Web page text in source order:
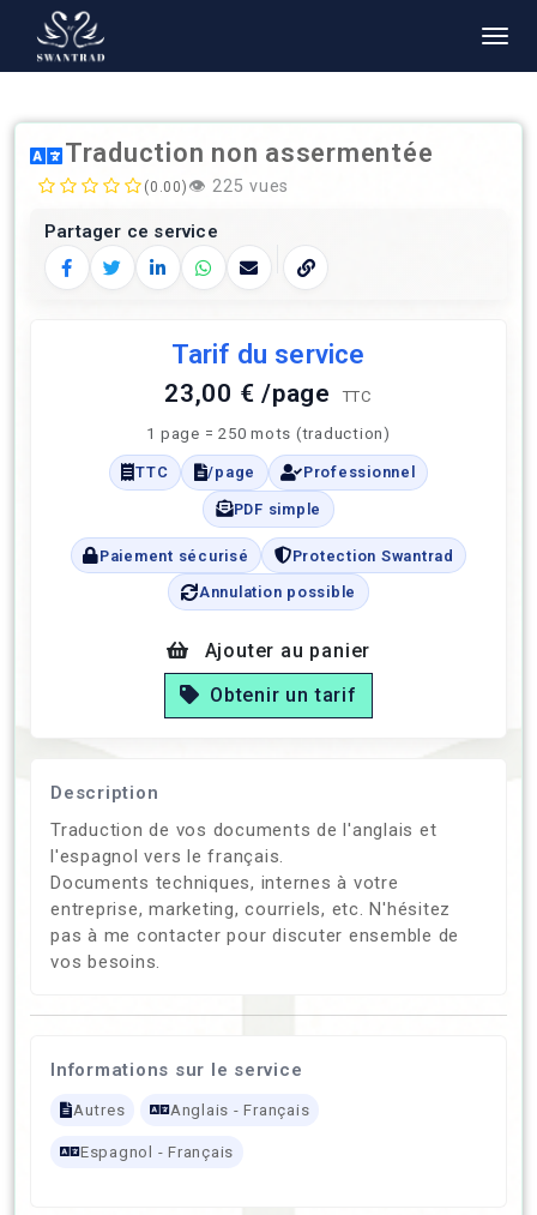
Traduction non assermentée
(0.00) 👁️ 225 vues
Partager ce service
Facebook
TwitterLinkedInWhatsApp
E‑mailCopier le lien
Tarif du service
23,00 € /page TTC
1 page = 250 mots (traduction)
TTC /page Professionnel
PDF simple
Paiement sécurisé Protection Swantrad
Annulation possible
Ajouter au panier
Obtenir un tarif
Description
Traduction de vos documents de l'anglais et
l'espagnol vers le français.
Documents techniques, internes à votre
entreprise, marketing, courriels, etc. N'hésitez
pas à me contacter pour discuter ensemble de
vos besoins.
Informations sur le service
Autres Anglais - Français
Espagnol - Français